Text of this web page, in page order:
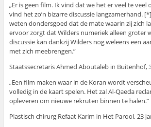
„Er is geen film. Ik vind dat we het er veel te veel
vind het zo’n bizarre discussie langzamerhand.
weten dondersgoed dat de mate waarin zij zich
ervoor zorgt dat Wilders numeriek alleen groter
discussie kan dankzij Wilders nog weleens een
met zich meebrengen.”
Staatssecretaris Ahmed Aboutaleb in Buitenhof,
„Een film maken waar in de Koran wordt
volledig in de kaart spelen. Het zal Al-Qaeda
opleveren om nieuwe rekruten binnen te halen.”
Plastisch chirurg Refaat Karim in Het Parool, 23